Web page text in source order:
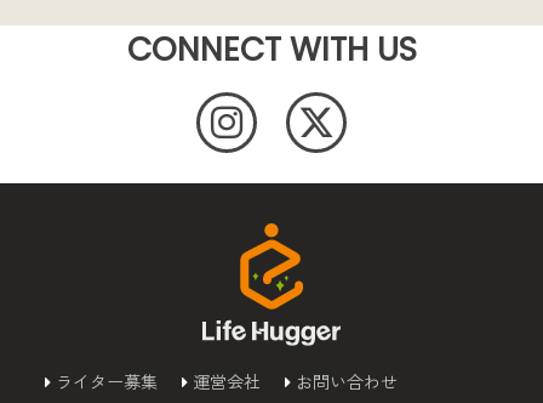
CONNECT WITH US
ライター募集 運営会社
お問い合わせ